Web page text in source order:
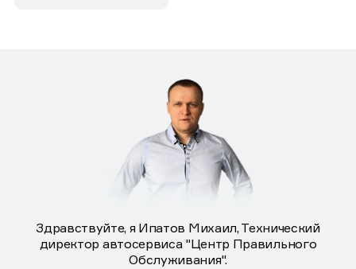
Здравствуйте, я Ипатов Михаил, Технический
директор автосервиса "Центр Правильного
Обслуживания".